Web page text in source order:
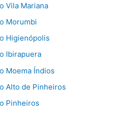
Vila Mariana
Morumbi
Higienópolis
Ibirapuera
Moema Índios
Alto de Pinheiros
Pinheiros